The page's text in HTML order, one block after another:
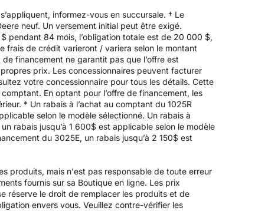
informez-vous en succursale. † Le
neuf. Un versement initial peut être exigé.
pendant 84 mois, l’obligation totale est de 20 000 $,
frais de crédit varieront / variera selon le montant
financement ne garantit pas que l’offre est
prix. Les concessionnaires peuvent facturer
votre concessionnaire pour tous les détails. Cette
En optant pour l’offre de financement, les
* Un rabais à l’achat au comptant du 1025R
selon le modèle sélectionné. Un rabais à
rabais jusqu’à 1 600$ est applicable selon le modèle
du 3025E, un rabais jusqu’à 2 150$ est
produits, mais n'est pas responsable de toute erreur
fournis sur sa Boutique en ligne. Les prix
réserve le droit de remplacer les produits et de
envers vous. Veuillez contre-vérifier les